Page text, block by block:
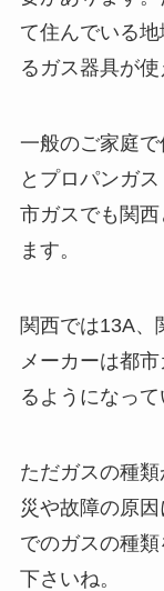
て住んでいる
るガス器具が使
一般のご家庭
とプロパンガ
市ガスでも関
ます。
関西では13A、
メーカーは都
るようになっ
ただガスの種
災や故障の原
でのガスの種
下さいね。